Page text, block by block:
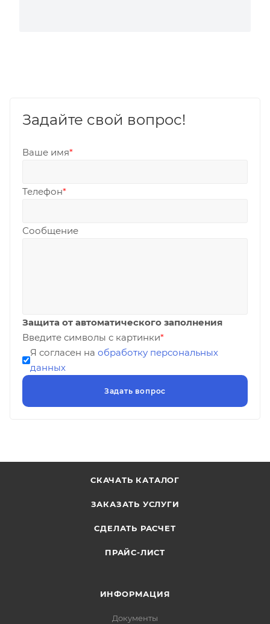
Задайте свой вопрос!
Ваше имя*
Телефон*
Сообщение
Защита от автоматического заполнения
Введите символы с картинки*
Я согласен на обработку персональных
данных
СКАЧАТЬ КАТАЛОГ
ЗАКАЗАТЬ УСЛУГИ
СДЕЛАТЬ РАСЧЕТ
ПРАЙС-ЛИСТ
ИНФОРМАЦИЯ
Документы